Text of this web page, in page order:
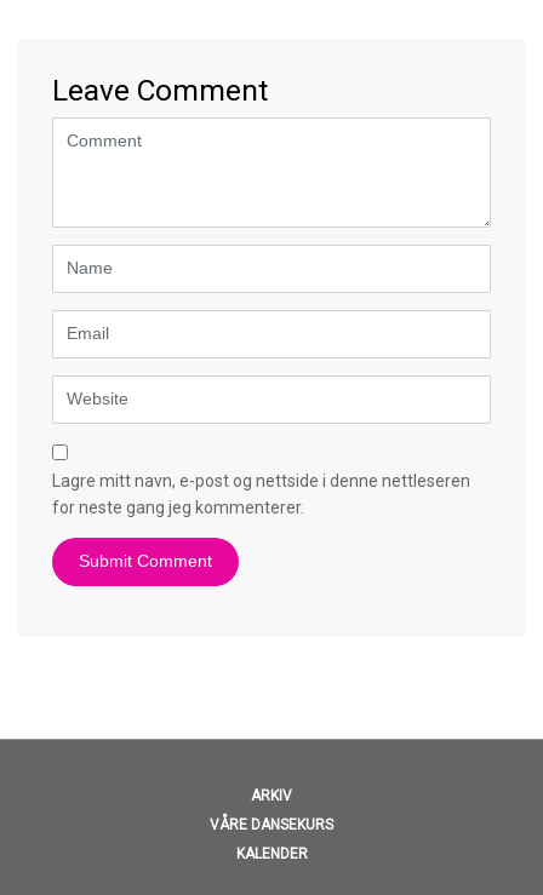
Leave Comment
Lagre mitt navn, e-post og nettside i denne nettleseren
for neste gang jeg kommenterer.
ARKIV
VÅRE DANSEKURS
KALENDER